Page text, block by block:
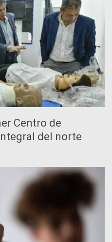
Centro de
del norte